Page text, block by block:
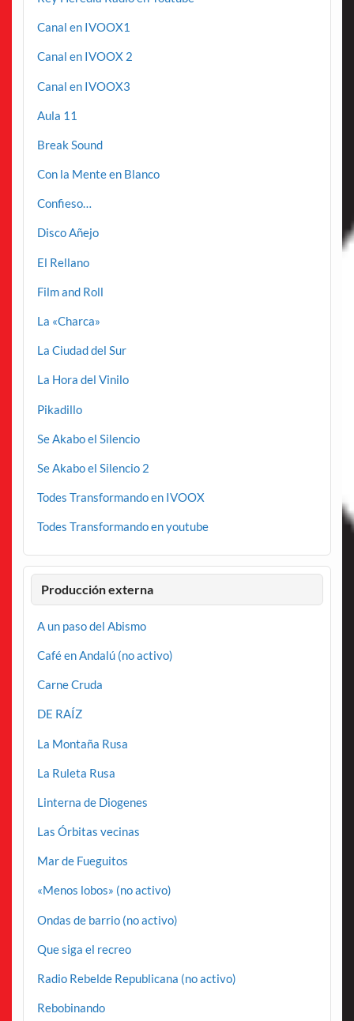
Canal en IVOOX1
Canal en IVOOX 2
Canal en IVOOX3
Aula 11
Break Sound
Con la Mente en Blanco
Confieso…
Disco Añejo
El Rellano
Film and Roll
La «Charca»
La Ciudad del Sur
La Hora del Vinilo
Pikadillo
Se Akabo el Silencio
Se Akabo el Silencio 2
Todes Transformando en IVOOX
Todes Transformando en youtube
Producción externa
A un paso del Abismo
Café en Andalú (no activo)
Carne Cruda
DE RAÍZ
La Montaña Rusa
La Ruleta Rusa
Linterna de Diogenes
Las Órbitas vecinas
Mar de Fueguitos
«Menos lobos» (no activo)
Ondas de barrio (no activo)
Que siga el recreo
Radio Rebelde Republicana (no activo)
Rebobinando